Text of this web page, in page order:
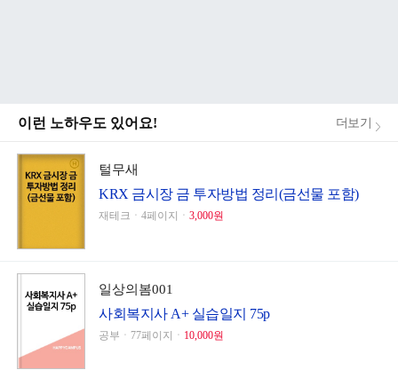
이런 노하우도 있어요! 더보기
털무새
KRX 금시장 금 투자방법 정리(금선물 포함)
재테크ㆍ4페이지ㆍ 3,000원
일상의봄001
사회복지사 A+ 실습일지 75p
공부ㆍ77페이지ㆍ 10,000원